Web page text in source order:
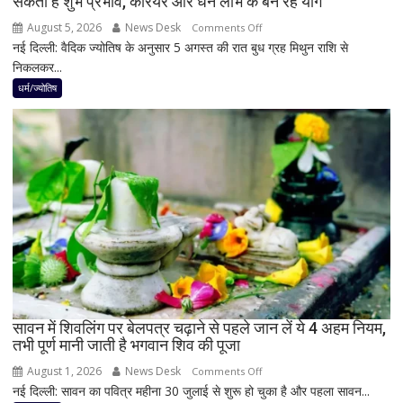
नहीं
August 5, 2026 News Desk Comments Offon
5
बनेगा
बुध-
शनि
नवपंचम
योग,
इन
3
राशियों
पर
रह
नई दिल्ली: वैदिक ज्योतिष के अनुसार 5 अगस्त की रात बुध ग्रह मिथुन राशि से
निकलकर...
धर्म/ज्योतिष
सावन में शिवलिंग पर बेलपत्र चढ़ाने से पहले जान लें ये 4 अहम नियम,
तभी पूर्ण मानी जाती है भगवान शिव की पूजा
August 1, 2026 News Desk Comments Offon
सावन
नई दिल्ली: सावन का पवित्र महीना 30 जुलाई से शुरू हो चुका है और पहला सावन...